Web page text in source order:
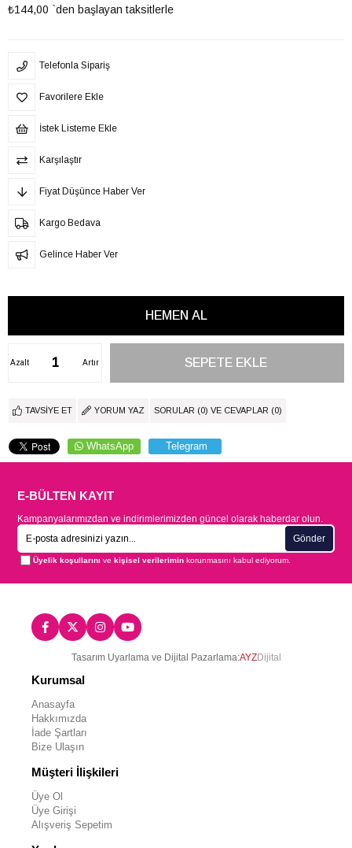
₺144,00 `den başlayan taksitlerle
Telefonla Sipariş
Favorilere Ekle
İstek Listeme Ekle
Karşılaştır
Fiyat Düşünce Haber Ver
Kargo Bedava
Gelince Haber Ver
Artır
Azalt
TAVSIYE ET YORUM YAZ SORULAR (0) VE CEVAPLAR (0)
WhatsApp Telegram
E-BÜLTEN KAYIT
Kampanyalarımızdan ve indirimlerimizden güncel olarak haberdar olun.
Gönder
Üyelik koşullarını vekişisel verilerimin korunmasını kabul ediyorum.
Tasarım Uyarlama ve Dijital Pazarlama:AYZDijital
Kurumsal
Anasayfa
Hakkımızda
İade Şartları
Bize Ulaşın
Müşteri İlişkileri
Üye Ol
Üye Girişi
Alışveriş Sepetim